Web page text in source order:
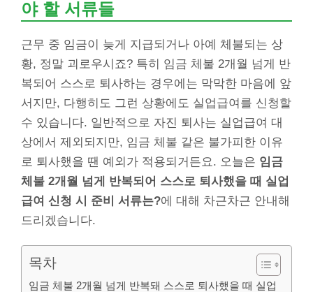
야 할 서류들
근무 중 임금이 늦게 지급되거나 아예 체불되는 상
황, 정말 괴로우시죠? 특히 임금 체불 2개월 넘게 반
복되어 스스로 퇴사하는 경우에는 막막한 마음에 앞
서지만, 다행히도 그런 상황에도 실업급여를 신청할
수 있습니다. 일반적으로 자진 퇴사는 실업급여 대
상에서 제외되지만, 임금 체불 같은 불가피한 이유
로 퇴사했을 땐 예외가 적용되거든요. 오늘은 임금
체불 2개월 넘게 반복되어 스스로 퇴사했을 때 실업
급여 신청 시 준비 서류는?에 대해 차근차근 안내해
드리겠습니다.
목차
임금 체불 2개월 넘게 반복돼 스스로 퇴사했을 때 실업